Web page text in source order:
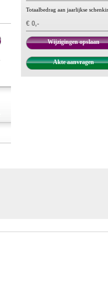
Totaalbedrag aan jaarlijkse
€ 0,-
Wijzigingen opslaan
Akte aanvragen